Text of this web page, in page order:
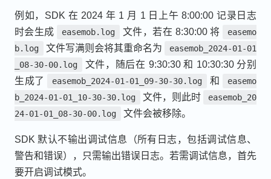
例如，SDK 在 2024 年 1 月 1 日上午 8:00:00 记录日志
时会生成
easemob.log 文件，若在 8:30:00 将
easemo
b.log
文件写满则会将其重命名为
easemob_2024-01-01
_08-30-00.log
文件，随后在 9:30:30 和 10:30:30 分别
生成了
easemob_2024-01-01_09-30-30.log 和
easemo
b_2024-01-01_10-30-30.log
文件，则此时
easemob_20
24-01-01_08-30-00.log
文件会被移除。
SDK 默认不输出调试信息（所有日志，包括调试信息、
警告和错误），只需输出错误日志。若需调试信息，首先
要开启调试模式。